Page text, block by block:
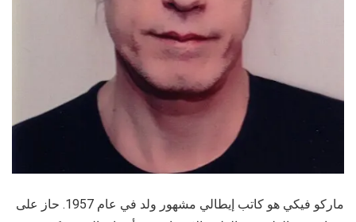
ماركو فيكي هو كاتب إيطالي مشهور ولد في عام 1957. حاز على